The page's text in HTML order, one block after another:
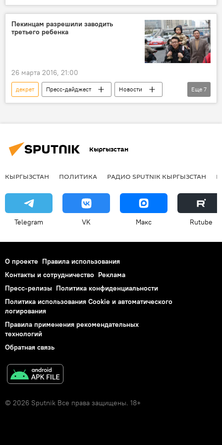
Кыргызстан
Айсулуу Мамашова
отпуск
Пекинцам разрешили заводить
третьего ребенка
26 марта 2016, 21:00
декрет Пресс-дайджест
Новости
Общество
В мире
Пекин
Еще 7
Кыргызстан
КЫРГЫЗСТАН ПОЛИТИКА РАДИО SPUTNIK КЫРГЫЗСТАН
Telegram VK Макс Rutube
О проекте Правила использования
Контакты и сотрудничество Реклама
Пресс-релизы Политика конфиденциальности
Политика использования Cookie и автоматического
логирования
Правила применения рекомендательных
технологий
Обратная связь
© 2026 Sputnik Все права защищены. 18+